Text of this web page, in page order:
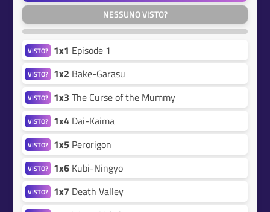
NESSUNO VISTO?
VISTO? 1x1 Episode 1
VISTO? 1x2 Bake-Garasu
VISTO? 1x3 The Curse of the Mummy
VISTO? 1x4 Dai-Kaima
VISTO? 1x5 Perorigon
VISTO? 1x6 Kubi-Ningyo
VISTO? 1x7 Death Valley